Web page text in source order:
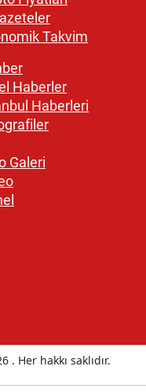
Takvim
Haberler
Haberleri
Galeri
. Her hakkı saklıdır.